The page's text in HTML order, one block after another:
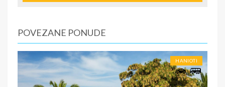
usluga. Slobodno vreme.
do 09:00 časova po lokalnom vremenu.
SMENE
POVEZANE PONUDE
HANIOTI